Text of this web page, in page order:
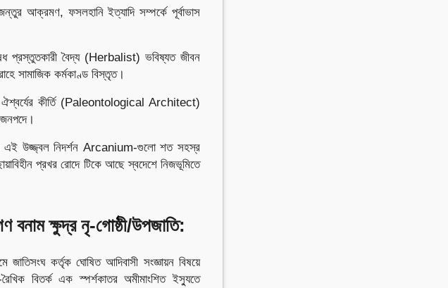
আক্রমণ, ফসলহানি ইত্যাদি সম্পর্কে পূর্বাভাস
বৈদ্য (Herbalist) ভবিষ্যত জীবন
সামাজিক কর্মকাণ্ড বিস্তৃত।
ঐশ্বর্যের কীর্তি (Paleontological Architect)
এই উজ্জ্বল নিদর্শন Arcanium-গুলো শত সহস্র
প্রখর রোদে টিকে আছে স্বদেশে নিজভূমিতে
বনাম ক্ষুদ্র নৃ-গোষ্ঠী/উপজাতি:
জাতিসংঘ কর্তৃক ঘোষিত আদিবাসী সংজ্ঞায়ন বিষয়ে
রৈখিক বিতর্ক এক স্পর্শকাতর অমীমাংশিত ইস্যুতে